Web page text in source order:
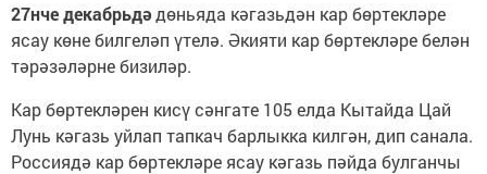
27нче декабрьдәдөньяда кәгазьдән кар бөртекләре
ясау көне билгеләп үтелә. Әкияти кар бөртекләре белән
тәрәзәләрне бизиләр.
Кар бөртекләрен кисү сәнгате 105 елда Кытайда Цай
Лунь кәгазь уйлап тапкач барлыкка килгән, дип санала.
Россиядә кар бөртекләре ясау кәгазь пәйда булганчы